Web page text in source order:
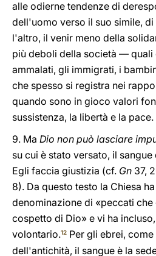
alle odierne tendenze di
dell'uomo verso il suo simile,
l'altro, il venir meno della
più deboli della società — quali
ammalati, gli immigrati, i
che spesso si registra nei
quando sono in gioco valori
sussistenza, la libertà e la pace.
9. Ma Dio non può lasciare
su cui è stato versato, il
Egli faccia giustizia (cf. Gn 37,
8). Da questo testo la Chiesa
denominazione di «peccati
cospetto di Dio» e vi ha
volontario.12 Per gli ebrei,
dell'antichità, il sangue è la